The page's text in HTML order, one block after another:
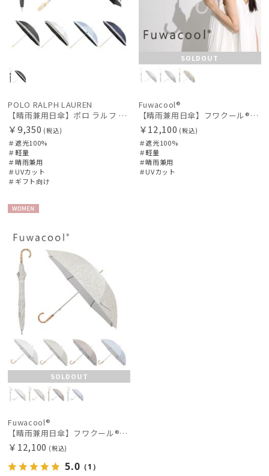
POLO RALPH LAUREN
【晴雨兼用日傘】ポロ ラルフ ローレン (POLO RALPH LAUREN) ボーダー 遮光100 UV100 遮熱 晴雨兼用 軽量
￥9,350 (税込)
＃遮光100%
＃軽量
＃晴雨兼用
＃UVカット
＃ギフト向け
SOLDOUT
Fuwacool®
【晴雨兼用日傘】フワクール®ホワイト（Fuwacool® White）ドライメタル 遮光100 UV100
￥12,100 (税込)
＃遮光100%
＃軽量
＃晴雨兼用
＃UVカット
N
SOLDOUT
Fuwacool®
【晴雨兼用日傘】フワクール®ホワイト（Fuwacool® White）ラインフラワー 遮光100 UV100
￥12,100 (税込)
5.0 （1）